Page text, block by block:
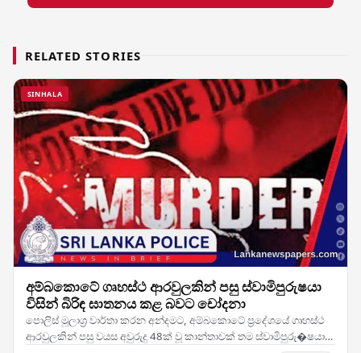
RELATED STORIES
SINHALA
අම්බකොටේ ගෘහස්ථ ආරවුලකින් පසු ස්වාමිපුරුෂයා
විසින් බිරිඳ ඝාතනය කළ බවට චෝදනා
පොලිස් මූලාශ්‍ර වාර්තා කරන අන්දමට, අම්බකොටේ ප්‍රදේශයේ ගෘහස්ථ
ආරවුලකින් පසු වයස අවුරුදු 48ක් වූ කාන්තාවක් තම ස්වාමිපුරු�ෂයා